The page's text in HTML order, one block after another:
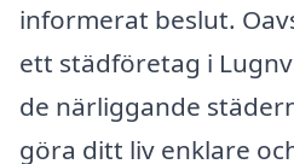
informerat beslut.
ett städföretag i
de närliggande
göra ditt liv enklare